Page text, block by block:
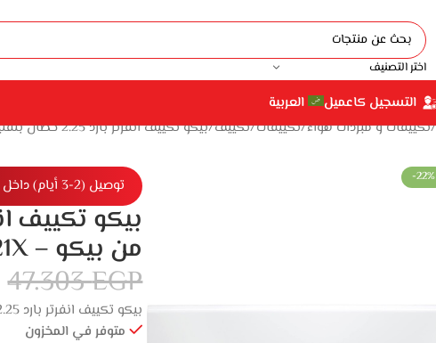
اختر التصنيف
التسجيل كاعميل
العربية
تكييفات و مبردات هواء تكييفات تكييف بيكو تكييف انفرتر بارد 2.25 حصان بتقنية جيت كول تركيب مجانى من بيكو – BICT1821X
-22% توصيل (2-3 أيام) داخل القاهرة والجيزة , توصيل (5-7أيام) خارج القاهرة والجيزة
من بيكو – BICT1821X
47.303EGP
بيكو تكييف انفرتر بارد 2.25 حصان بتقنية جيت كول تركيب مجانى من بيكو – BICT1821X
متوفر في المخزون